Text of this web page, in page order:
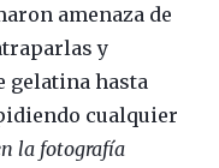
amenaza de
y
gelatina hasta
cualquier
la fotografía